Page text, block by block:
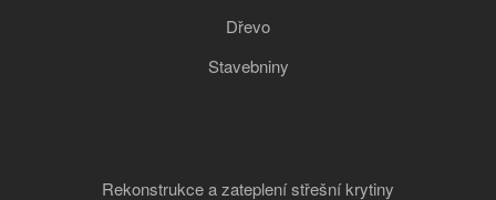
Dřevo
Stavebniny
Rekonstrukce a zateplení střešní krytiny